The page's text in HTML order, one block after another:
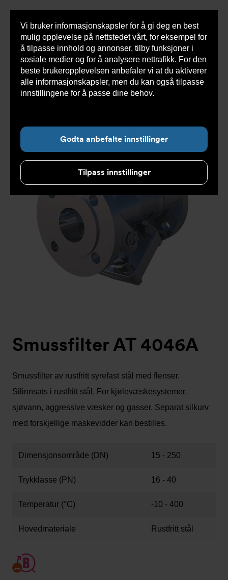
Vi bruker informasjonskapsler for å gi deg en best
mulig opplevelse på nettstedet vårt, for eksempel for
å tilpasse innhold og annonser, tilby funksjoner i
sosiale medier og for å analysere nettrafikk. For den
beste brukeropplevelsen anbefaler vi at du aktiverer
alle informasjonskapsler, men du kan også tilpasse
innstillingene for å passe dine behov.
Godta anbefalte innstillinger
Tilpass innstillinger
Du
her:
Armatec > Produkter > Luft og partikkelutskillere
>
Filter
> Flenset Tilkobling > Smussfilter AT 4046A
Smussfilter AT 4046A
Smussfilter av rustfritt syrefast stål med flenser.
Silinnsats i rustfritt stål. For kjølevæskesystemer,
sjøvann, aggressive væsker og gasser. Separat silkurv
med forskjellige maskevidder kan bestilles.
Dimensjonsområde (DN) 15 - 250
Trykklasse (PN) 16 - 40
Temperatur (°C) -10 - 400
Hovedmateriale Rustfritt stål